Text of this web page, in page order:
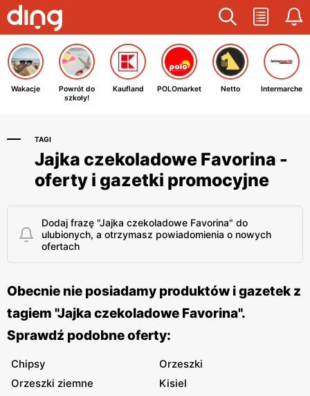
Wakacje
Powrót do
szkoły!
Kaufland POLOmarket Netto Intermarche
TAGI
Jajka czekoladowe Favorina -
oferty i gazetki promocyjne
Dodaj frazę "Jajka czekoladowe Favorina" do
ulubionych, a otrzymasz powiadomienia o nowych
ofertach
Obecnie nie posiadamy produktów i gazetek z
tagiem "Jajka czekoladowe Favorina".
Sprawdź podobne oferty:
Chipsy
Orzeszki
Orzeszki ziemne
Kisiel